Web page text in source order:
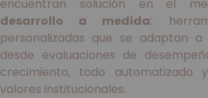
encuentran solución en el
desarrollo a medida:
personalizadas que se adaptan a
desde evaluaciones de
crecimiento, todo automatizado
valores institucionales.